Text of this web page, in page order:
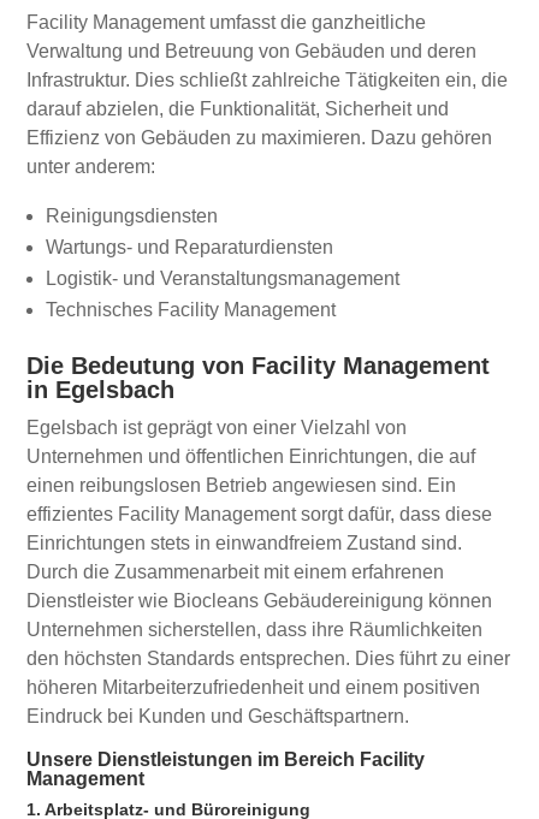
Facility Management umfasst die ganzheitliche
Verwaltung und Betreuung von Gebäuden und deren
Infrastruktur. Dies schließt zahlreiche Tätigkeiten ein, die
darauf abzielen, die Funktionalität, Sicherheit und
Effizienz von Gebäuden zu maximieren. Dazu gehören
unter anderem:
Reinigungsdiensten
Wartungs- und Reparaturdiensten
Logistik- und Veranstaltungsmanagement
Technisches Facility Management
Die Bedeutung von Facility Management
in Egelsbach
Egelsbach ist geprägt von einer Vielzahl von
Unternehmen und öffentlichen Einrichtungen, die auf
einen reibungslosen Betrieb angewiesen sind. Ein
effizientes Facility Management sorgt dafür, dass diese
Einrichtungen stets in einwandfreiem Zustand sind.
Durch die Zusammenarbeit mit einem erfahrenen
Dienstleister wie Biocleans Gebäudereinigung können
Unternehmen sicherstellen, dass ihre Räumlichkeiten
den höchsten Standards entsprechen. Dies führt zu einer
höheren Mitarbeiterzufriedenheit und einem positiven
Eindruck bei Kunden und Geschäftspartnern.
Unsere Dienstleistungen im Bereich Facility
Management
1. Arbeitsplatz- und Büroreinigung